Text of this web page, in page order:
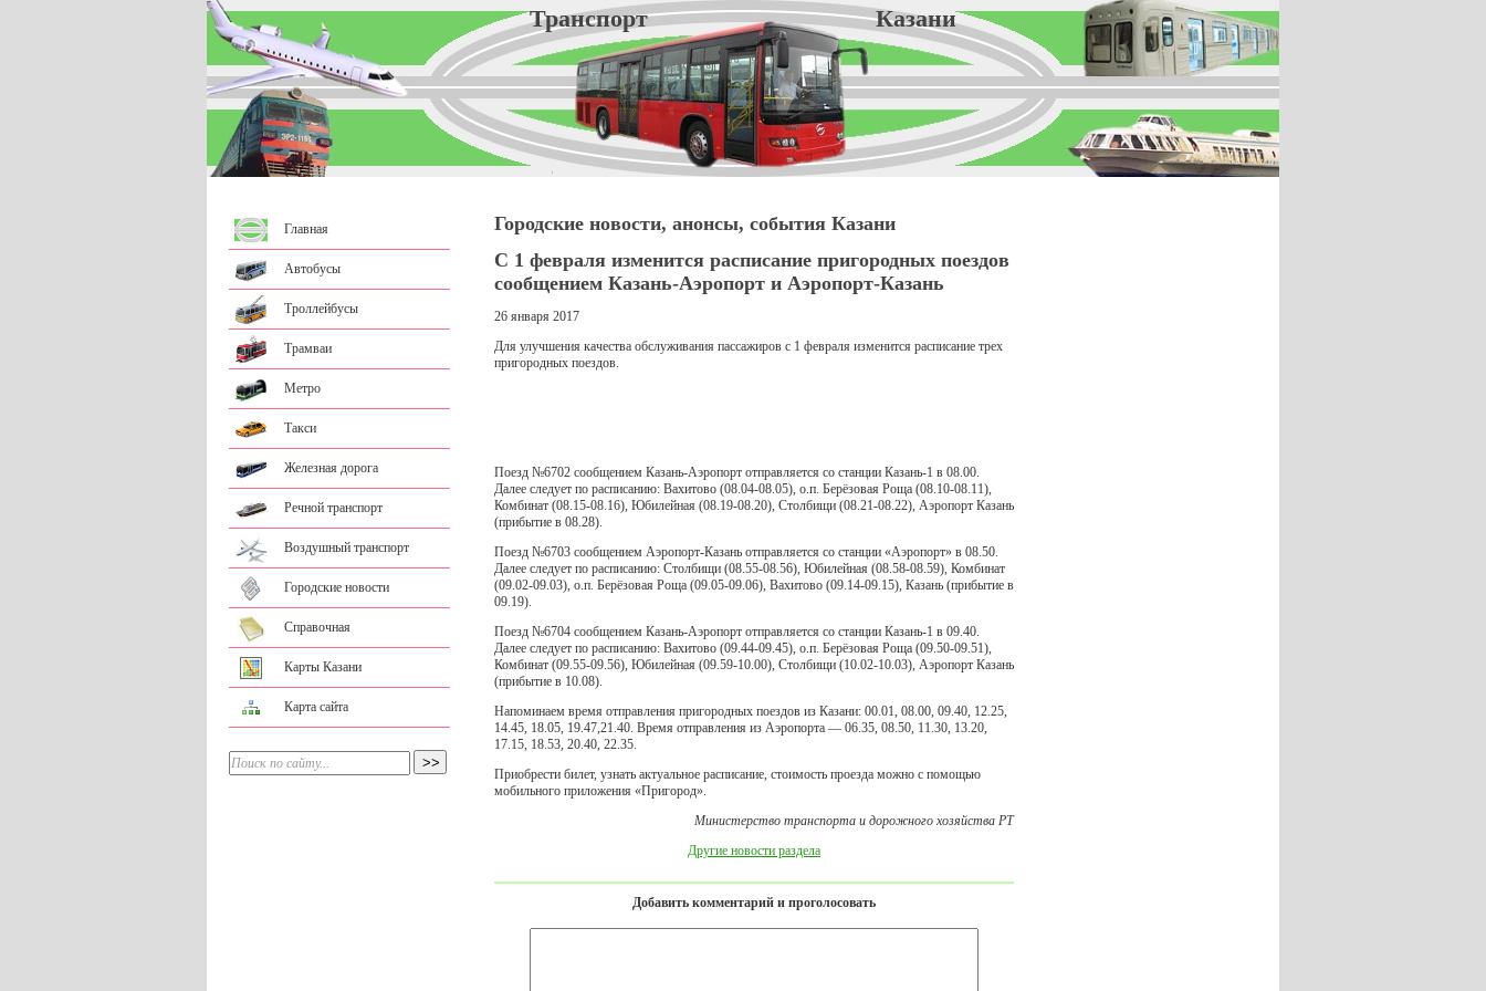
Транспорт Казани
Главная
Автобусы
Троллейбусы
Трамваи
Метро
Такси
Железная дорога
Речной транспорт
Воздушный транспорт
Городские новости
Справочная
Карты Казани
Карта сайта
Городские новости, анонсы, события Казани
С 1 февраля изменится расписание пригородных поездов
сообщением Казань-Аэропорт и Аэропорт-Казань
26 января 2017
Для улучшения качества обслуживания пассажиров с 1 февраля изменится расписание трех
пригородных поездов.
Поезд №6702 сообщением Казань-Аэропорт отправляется со станции Казань-1 в 08.00.
Далее следует по расписанию: Вахитово (08.04-08.05), о.п. Берёзовая Роща (08.10-08.11),
Комбинат (08.15-08.16), Юбилейная (08.19-08.20), Столбищи (08.21-08.22), Аэропорт Казань
(прибытие в 08.28).
Поезд №6703 сообщением Аэропорт-Казань отправляется со станции «Аэропорт» в 08.50.
Далее следует по расписанию: Столбищи (08.55-08.56), Юбилейная (08.58-08.59), Комбинат
(09.02-09.03), о.п. Берёзовая Роща (09.05-09.06), Вахитово (09.14-09.15), Казань (прибытие в
09.19).
Поезд №6704 сообщением Казань-Аэропорт отправляется со станции Казань-1 в 09.40.
Далее следует по расписанию: Вахитово (09.44-09.45), о.п. Берёзовая Роща (09.50-09.51),
Комбинат (09.55-09.56), Юбилейная (09.59-10.00), Столбищи (10.02-10.03), Аэропорт Казань
(прибытие в 10.08).
Напоминаем время отправления пригородных поездов из Казани: 00.01, 08.00, 09.40, 12.25,
14.45, 18.05, 19.47,21.40. Время отправления из Аэропорта — 06.35, 08.50, 11.30, 13.20,
17.15, 18.53, 20.40, 22.35.
Приобрести билет, узнать актуальное расписание, стоимость проезда можно с помощью
мобильного приложения «Пригород».
Министерство транспорта и дорожного хозяйства РТ
Другие новости раздела
Добавить комментарий и проголосовать